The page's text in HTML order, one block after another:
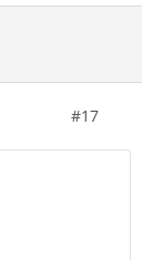
#17